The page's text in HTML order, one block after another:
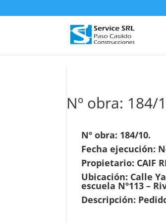
Nº obra: 184/
Nº obra: 184/10.
Fecha ejecución:
Propietario: CAIF
Ubicación: Calle
escuela Nº113 –
Descripción: